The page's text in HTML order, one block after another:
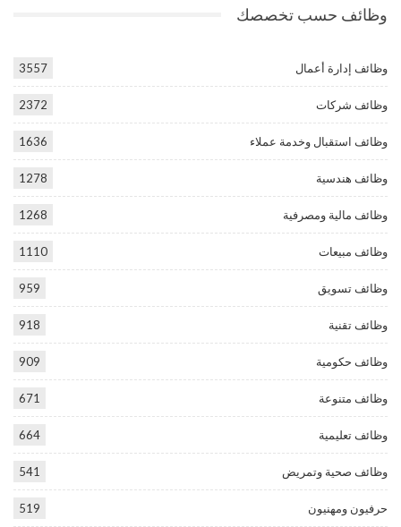
وظائف حسب تخصصك
وظائف إدارة أعمال 3557
وظائف شركات 2372
وظائف استقبال وخدمة عملاء 1636
وظائف هندسية 1278
وظائف مالية ومصرفية 1268
وظائف مبيعات 1110
وظائف تسويق 959
وظائف تقنية 918
وظائف حكومية 909
وظائف متنوعة 671
وظائف تعليمية 664
وظائف صحية وتمريض 541
حرفيون ومهنيون 519